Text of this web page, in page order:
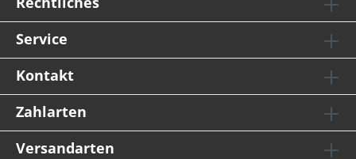
Service
Kontakt
Zahlarten
Versandarten